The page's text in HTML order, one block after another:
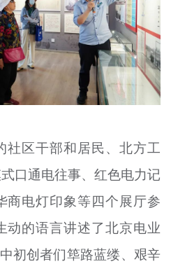
社区干部和居民、北方工
口通电往事、红色电力记
商电灯印象等四个展厅参
动的语言讲述了北京电业
初创者们筚路蓝缕、艰辛